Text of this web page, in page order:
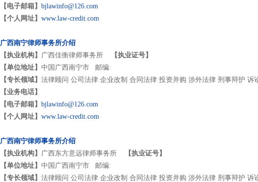
【电子邮箱】 bjlawinfo@126.com
【个人网址】 www.law-credit.com
广西南宁律师事务所介绍
【执业机构】 广西佳衡律师事务所
【执业证号】
【单位地址】 中国广西南宁市 邮编:
【专长领域】 法律顾问 公司法律 企业改制 合同法律 投资并购 涉外法律 刑事辩护 诉
【业务电话】
【电子邮箱】 bjlawinfo@126.com
【个人网址】 www.law-credit.com
广西南宁律师事务所介绍
【执业机构】 广西东方意远律师事务所
【执业证号】
【单位地址】 中国广西南宁市 邮编:
【专长领域】 法律顾问 公司法律 企业改制 合同法律 投资并购 涉外法律 刑事辩护 诉